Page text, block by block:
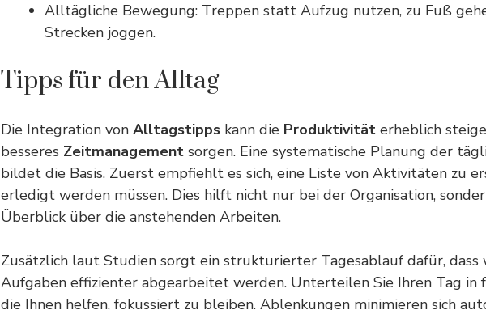
Alltägliche Bewegung: Treppen statt Aufzug nutzen, zu Fuß
Strecken joggen.
Tipps für den Alltag
Die Integration von Alltagstipps kann die Produktivität erheblich
besseres Zeitmanagement sorgen. Eine systematische Planung der
bildet die Basis. Zuerst empfiehlt es sich, eine Liste von Aktivitäten zu
erledigt werden müssen. Dies hilft nicht nur bei der Organisation,
Überblick über die anstehenden Arbeiten.
Zusätzlich laut Studien sorgt ein strukturierter Tagesablauf dafür, dass
Aufgaben effizienter abgearbeitet werden. Unterteilen Sie Ihren Tag in
die Ihnen helfen, fokussiert zu bleiben. Ablenkungen minimieren sich